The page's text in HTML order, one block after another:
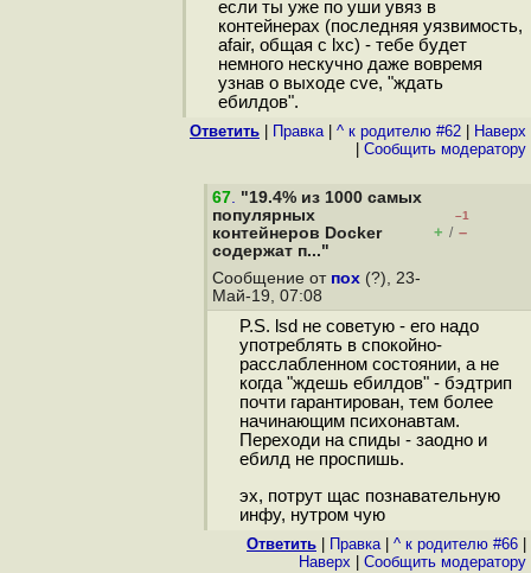
если ты уже по уши увяз в
контейнерах (последняя уязвимость,
afair, общая с lxc) - тебе будет
немного нескучно даже вовремя
узнав о выходе cve, "ждать
ебилдов".
Ответить Правка| ^ к родителю #62
Наверх
Cообщить модератору
67. "19.4% из 1000 самых
популярных
контейнеров Docker
содержат п..."
–1
+ / –
Сообщение от пох (?), 23-
Май-19, 07:08
P.S. lsd не советую - его надо
употреблять в спокойно-
расслабленном состоянии, а не
когда "ждешь ебилдов" - бэдтрип
почти гарантирован, тем более
начинающим психонавтам.
Переходи на спиды - заодно и
ебилд не проспишь.
эх, потрут щас познавательную
инфу, нутром чую
Ответить Правка| ^ к родителю #66
Наверх
Cообщить модератору